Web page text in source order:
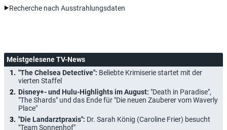
Recherche nach Ausstrahlungsdaten
Meistgelesene TV-News
"The Chelsea Detective": Beliebte Krimiserie startet mit der
vierten Staffel
Disney+- und Hulu-Highlights im August: "Death in Paradise",
"The Shards" und das Ende für "Die neuen Zauberer vom Waverly
Place"
"Die Landarztpraxis": Dr. Sarah König (Caroline Frier) besucht
"Team Sonnenhof"